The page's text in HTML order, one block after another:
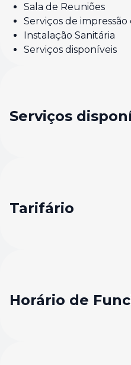
Sala de Reuniões
Serviços de
Instalação Sanitária
Serviços disponíveis
Serviços
Tarifário
Horário de